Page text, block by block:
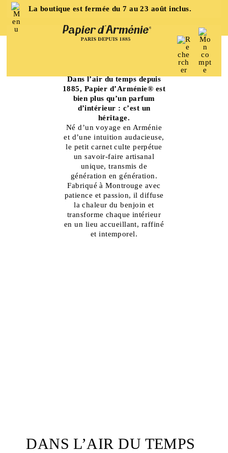
La boutique est fermée du 7 au 23 août inclus.
Aller
à
la
Aller
au
contenu
L’univers
L’UNIVERS DE PAPIER D’ARMÉNIE
Dans l’air du temps depuis
1885, Papier d’Arménie® est
bien plus qu’un parfum
d’intérieur : c’est un
héritage.
Né d’un voyage en Arménie
et d’une intuition audacieuse,
le petit carnet culte perpétue
un savoir-faire artisanal
unique, transmis de
génération en génération.
Fabriqué à Montrouge avec
patience et passion, il diffuse
la chaleur du benjoin et
transforme chaque intérieur
en un lieu accueillant, raffiné
et intemporel.
DANS L’AIR DU TEMPS